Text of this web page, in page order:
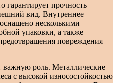
прочность
вид. Внутреннее
несколькими
упаковки, а также
повреждения
важную роль. Металлические
с высокой износостойкостью